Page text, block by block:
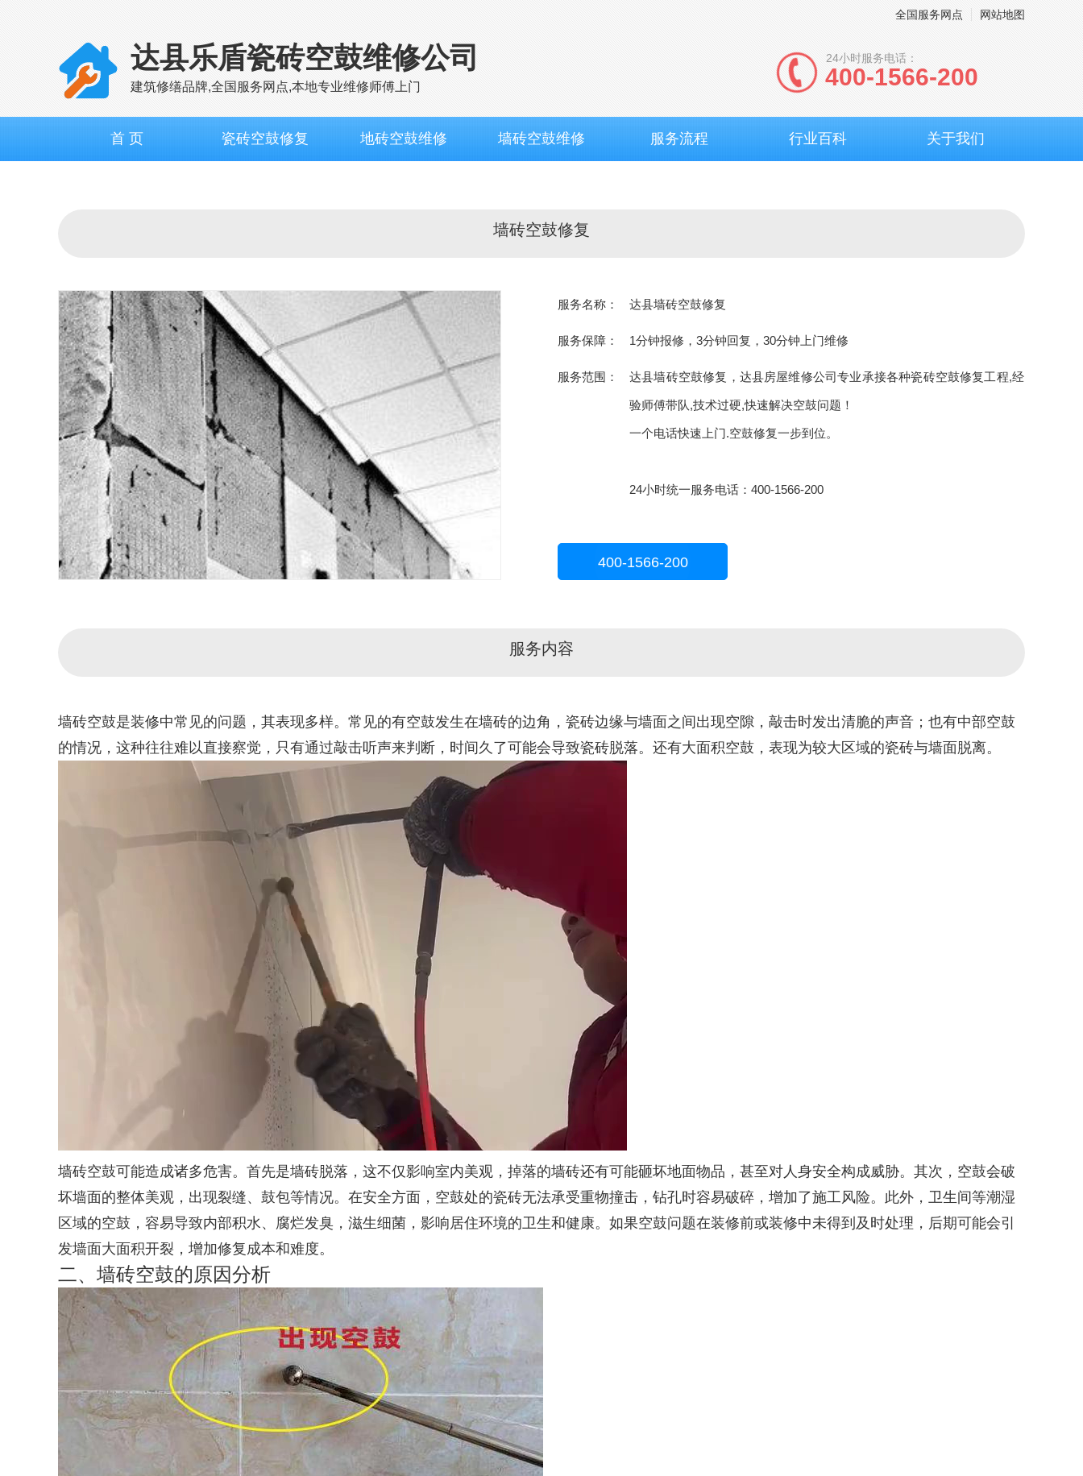
全国服务网点 网站地图
达县乐盾瓷砖空鼓维修公司
建筑修缮品牌,全国服务网点,本地专业维修师傅上门
24小时服务电话：
400-1566-200
首 页 瓷砖空鼓修复 地砖空鼓维修 墙砖空鼓维修 服务流程 行业百科 关于我们
墙砖空鼓修复
服务名称： 达县墙砖空鼓修复
服务保障： 1分钟报修，3分钟回复，30分钟上门维修
服务范围： 达县墙砖空鼓修复，达县房屋维修公司专业承接各种瓷砖空鼓修复工程,经
验师傅带队,技术过硬,快速解决空鼓问题！
一个电话快速上门.空鼓修复一步到位。
24小时统一服务电话：400-1566-200
400-1566-200
服务内容
墙砖空鼓是装修中常见的问题，其表现多样。常见的有空鼓发生在墙砖的边角，瓷砖边缘与墙面之间出现空隙，敲击时发出清脆的声音；也有中部空鼓
的情况，这种往往难以直接察觉，只有通过敲击听声来判断，时间久了可能会导致瓷砖脱落。还有大面积空鼓，表现为较大区域的瓷砖与墙面脱离。
墙砖空鼓可能造成诸多危害。首先是墙砖脱落，这不仅影响室内美观，掉落的墙砖还有可能砸坏地面物品，甚至对人身安全构成威胁。其次，空鼓会破
坏墙面的整体美观，出现裂缝、鼓包等情况。在安全方面，空鼓处的瓷砖无法承受重物撞击，钻孔时容易破碎，增加了施工风险。此外，卫生间等潮湿
区域的空鼓，容易导致内部积水、腐烂发臭，滋生细菌，影响居住环境的卫生和健康。如果空鼓问题在装修前或装修中未得到及时处理，后期可能会引
发墙面大面积开裂，增加修复成本和难度。
二、墙砖空鼓的原因分析